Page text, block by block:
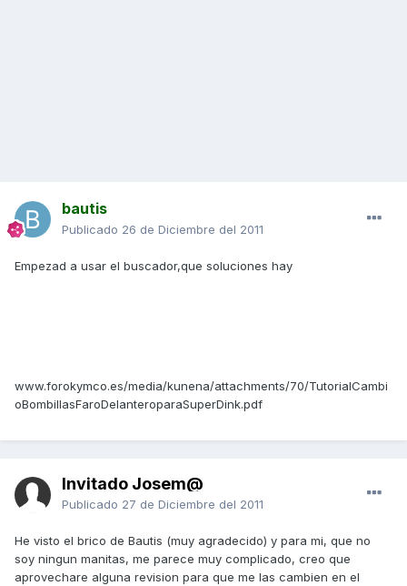
bautis
Publicado 26 de Diciembre del 2011
Empezad a usar el buscador,que soluciones hay
www.forokymco.es/media/kunena/attachments/70/TutorialCambi
oBombillasFaroDelanteroparaSuperDink.pdf
Invitado Josem@
Publicado 27 de Diciembre del 2011
He visto el brico de Bautis (muy agradecido) y para mi, que no
soy ningun manitas, me parece muy complicado, creo que
aprovechare alguna revision para que me las cambien en el